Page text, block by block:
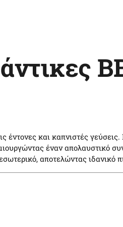
έντονες και καπνιστές
έναν απολαυστικό
αποτελώντας ιδανικό